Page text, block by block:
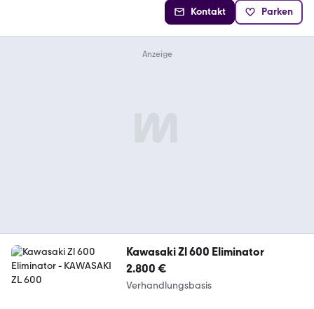
Kontakt Parken
Kawasaki Zl 600 Eliminator
2.800 €
Verhandlungsbasis